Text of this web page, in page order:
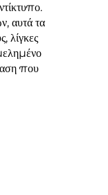
αυτά τα
λίγκες
που